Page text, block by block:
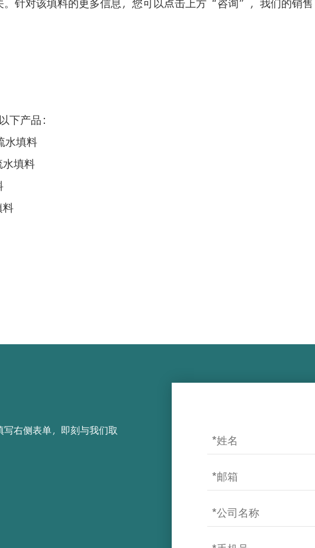
。针对该填料的更多信息，您可以点击上方“咨询”，我们的销售
下产品：
水填料
水填料
料
右侧表单，即刻与我们取